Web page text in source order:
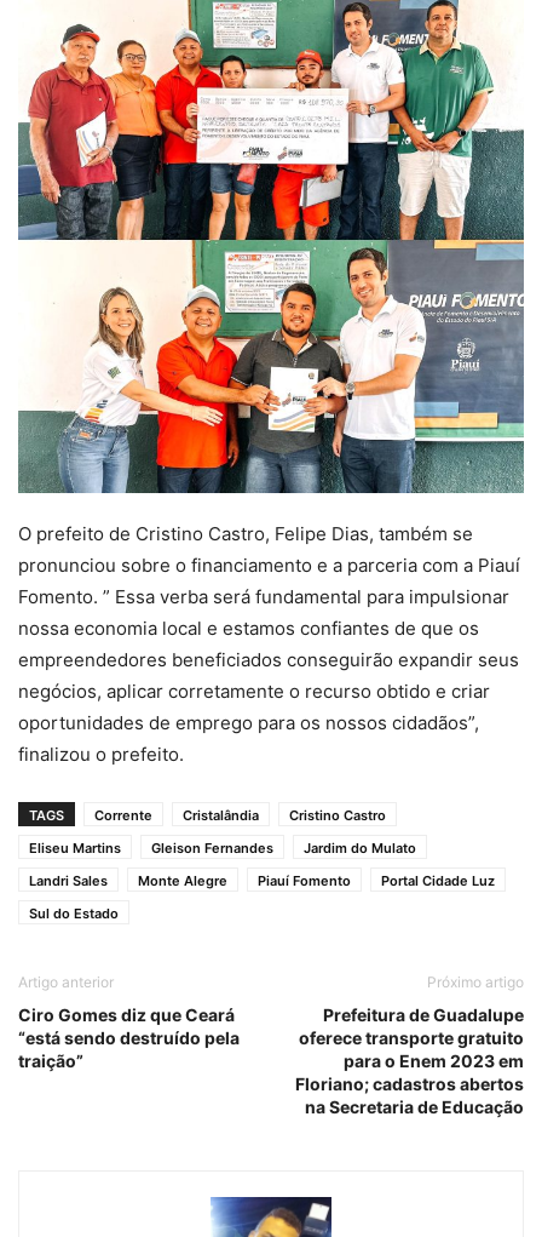
O prefeito de Cristino Castro, Felipe Dias, também se
pronunciou sobre o financiamento e a parceria com a Piauí
Fomento. ” Essa verba será fundamental para impulsionar
nossa economia local e estamos confiantes de que os
empreendedores beneficiados conseguirão expandir seus
negócios, aplicar corretamente o recurso obtido e criar
oportunidades de emprego para os nossos cidadãos”,
finalizou o prefeito.
TAGS Corrente Cristalândia
Cristino Castro
Eliseu Martins
Gleison Fernandes
Jardim do Mulato
Landri Sales
Monte Alegre Piauí Fomento
Portal Cidade Luz
Sul do Estado
Artigo anterior
Ciro Gomes diz que Ceará
“está sendo destruído pela
traição”
Próximo artigo
Prefeitura de Guadalupe
oferece transporte gratuito
para o Enem 2023 em
Floriano; cadastros abertos
na Secretaria de Educação